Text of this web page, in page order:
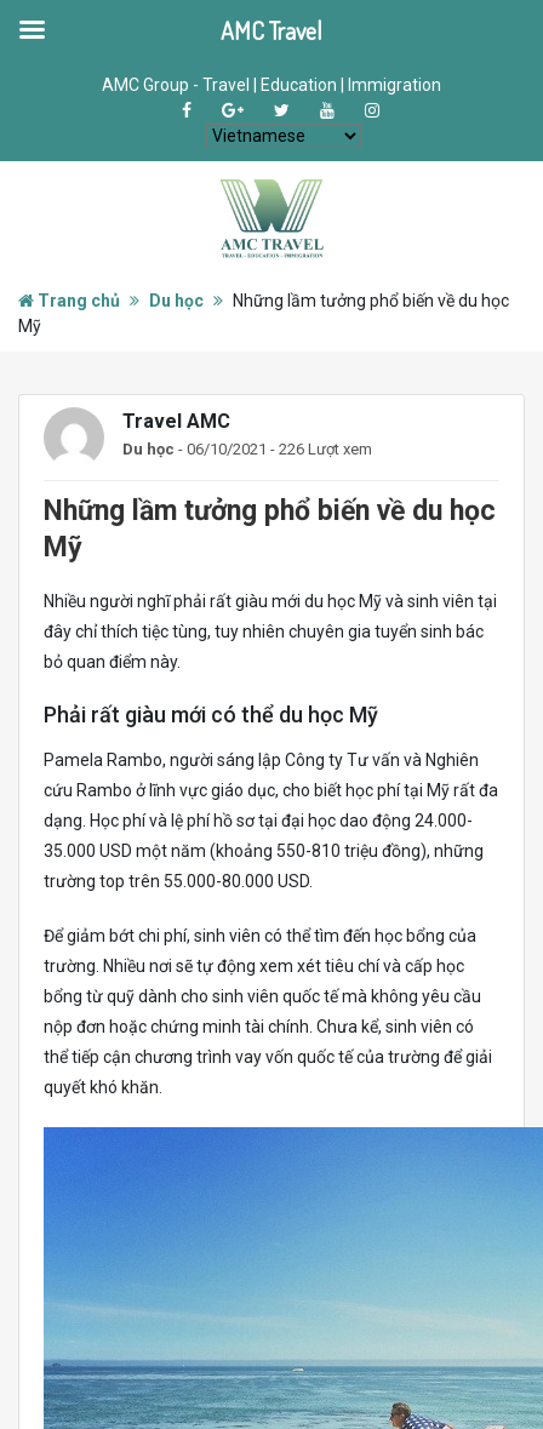
AMC Group - Travel | Education | Immigration
Trang chủ Du học
Những lầm tưởng phổ biến về du học
Mỹ
Travel AMC
Du học - 06/10/2021 - 226 Lượt xem
Những lầm tưởng phổ biến về du học
Mỹ
Nhiều người nghĩ phải rất giàu mới du học Mỹ và sinh viên tại
đây chỉ thích tiệc tùng, tuy nhiên chuyên gia tuyển sinh bác
bỏ quan điểm này.
Phải rất giàu mới có thể du học Mỹ
Pamela Rambo, người sáng lập Công ty Tư vấn và Nghiên
cứu Rambo ở lĩnh vực giáo dục, cho biết học phí tại Mỹ rất đa
dạng. Học phí và lệ phí hồ sơ tại đại học dao động 24.000-
35.000 USD một năm (khoảng 550-810 triệu đồng), những
trường top trên 55.000-80.000 USD.
Để giảm bớt chi phí, sinh viên có thể tìm đến học bổng của
trường. Nhiều nơi sẽ tự động xem xét tiêu chí và cấp học
bổng từ quỹ dành cho sinh viên quốc tế mà không yêu cầu
nộp đơn hoặc chứng minh tài chính. Chưa kể, sinh viên có
thể tiếp cận chương trình vay vốn quốc tế của trường để giải
quyết khó khăn.
AMC Travel